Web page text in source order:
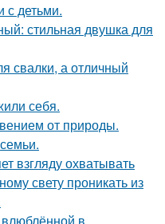
с детьми.
стильная двушка для
свалки, а отличный
себя.
от природы.
взгляду охватывать
свету проникать из